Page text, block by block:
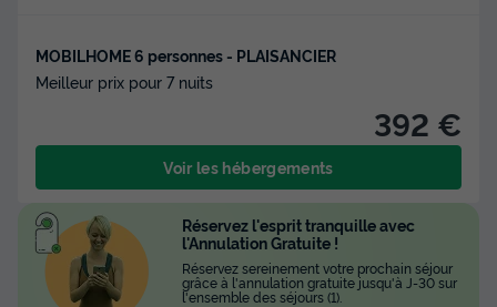
MOBILHOME 6 personnes - PLAISANCIER
Meilleur prix pour 7 nuits
392 €
Voir les hébergements
Réservez l'esprit tranquille avec
l'Annulation Gratuite !
Réservez sereinement votre prochain séjour
grâce à l'annulation gratuite jusqu'à J-30 sur
l'ensemble des séjours (1).